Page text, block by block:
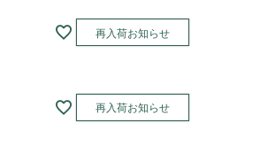
再入荷お知らせ
再入荷お知らせ